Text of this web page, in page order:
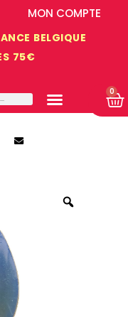
BELGIQUE
75€
MON COMPTE
0